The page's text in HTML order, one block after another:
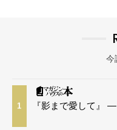
今
1 『影まで愛して』